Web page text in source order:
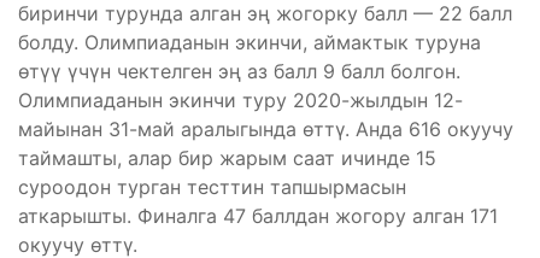
биринчи турунда алган эң жогорку балл — 22 балл
болду. Олимпиаданын экинчи, аймактык туруна
өтүү үчүн чектелген эң аз балл 9 балл болгон.
Олимпиаданын экинчи туру 2020-жылдын 12-
майынан 31-май аралыгында өттү. Анда 616 окуучу
таймашты, алар бир жарым саат ичинде 15
суроодон турган тесттин тапшырмасын
аткарышты. Финалга 47 баллдан жогору алган 171
окуучу өттү.